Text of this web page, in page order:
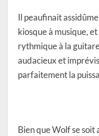
Il peaufinait
kiosque à musique,
rythmique à la
audacieux et
parfaitement la
Bien que Wolf se